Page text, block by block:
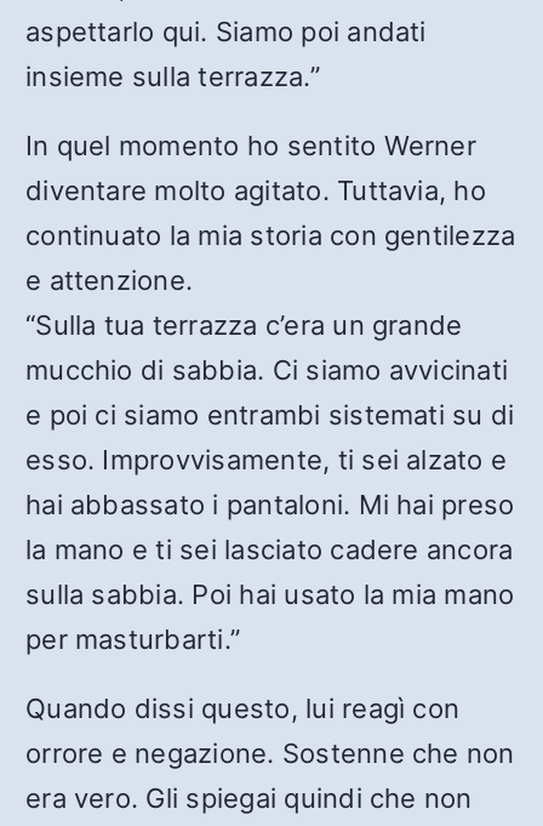
aspettarlo qui. Siamo poi andati
insieme sulla terrazza.”
In quel momento ho sentito Werner
diventare molto agitato. Tuttavia, ho
continuato la mia storia con gentilezza
e attenzione.
“Sulla tua terrazza c’era un grande
mucchio di sabbia. Ci siamo avvicinati
e poi ci siamo entrambi sistemati su di
esso. Improvvisamente, ti sei alzato e
hai abbassato i pantaloni. Mi hai preso
la mano e ti sei lasciato cadere ancora
sulla sabbia. Poi hai usato la mia mano
per masturbarti.”
Quando dissi questo, lui reagì con
orrore e negazione. Sostenne che non
era vero. Gli spiegai quindi che non